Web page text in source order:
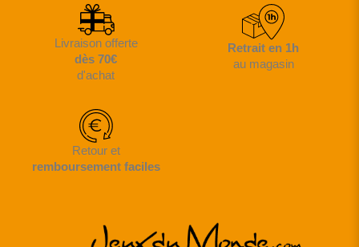
Livraison offerte
dès 70€
d'achat
Retrait en 1h
au magasin
Retour et
remboursement faciles